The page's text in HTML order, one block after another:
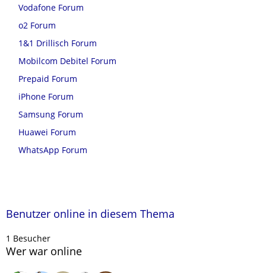
Vodafone Forum
o2 Forum
1&1 Drillisch Forum
Mobilcom Debitel Forum
Prepaid Forum
iPhone Forum
Samsung Forum
Huawei Forum
WhatsApp Forum
Benutzer online in diesem Thema
1 Besucher
Wer war online